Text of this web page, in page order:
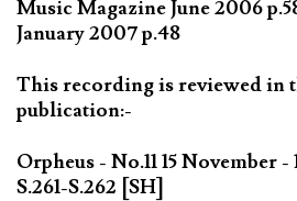
Music Magazine June 2006
January 2007 p.48
This recording is reviewed in
publication:-
Orpheus - No.11 15 November -
S.261-S.262 [SH]